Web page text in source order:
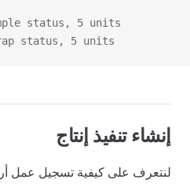
status, 5 units
status, 5 units
إنشاء تنفيذ إنتاج
لنتعرف على كيفية تسجيل عمل